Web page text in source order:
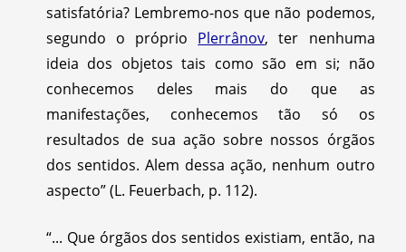
satisfatória? Lembremo-nos que não podemos,
segundo o próprio Plerrânov, ter nenhuma
ideia dos objetos tais como são em si; não
conhecemos deles mais do que as
manifestações, conhecemos tão só os
resultados de sua ação sobre nossos órgãos
dos sentidos. Alem dessa ação, nenhum outro
aspecto” (L. Feuerbach, p. 112).
“... Que órgãos dos sentidos existiam, então, na